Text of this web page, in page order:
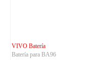
Batería para C35